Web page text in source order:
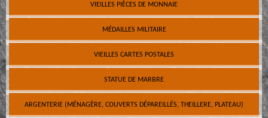
VIEILLES PIÈCES DE MONNAIE
MÉDAILLES MILITAIRE
VIEILLES CARTES POSTALES
STATUE DE MARBRE
ARGENTERIE (MÉNAGÈRE, COUVERTS DÉPAREILLÉS, THEILLERE, PLATEAU)